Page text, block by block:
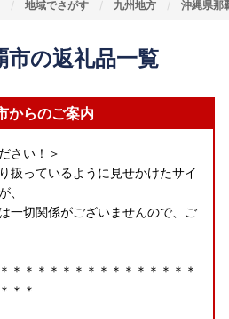
地域でさがす 九州地方 沖縄県那
市の返礼品一覧
からのご案内
さい！＞
扱っているように見せかけたサイ
、
一切関係がございませんので、ご
＊＊＊＊＊＊＊＊＊＊＊＊＊＊＊
＊＊